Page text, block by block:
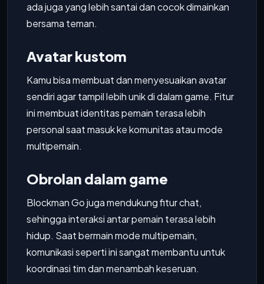
ada juga yang lebih santai dan cocok dimainkan
bersama teman.
Avatar kustom
Kamu bisa membuat dan menyesuaikan avatar
sendiri agar tampil lebih unik di dalam game. Fitur
ini membuat identitas pemain terasa lebih
personal saat masuk ke komunitas atau mode
multipemain.
Obrolan dalam game
Blockman Go juga mendukung fitur chat,
sehingga interaksi antar pemain terasa lebih
hidup. Saat bermain mode multipemain,
komunikasi seperti ini sangat membantu untuk
koordinasi tim dan menambah keseruan.